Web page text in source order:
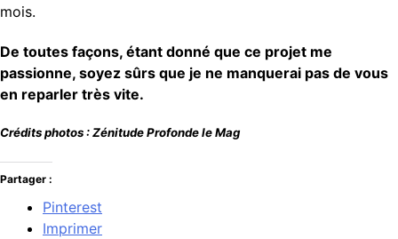
mois.
De toutes façons, étant donné que ce projet me
passionne, soyez sûrs que je ne manquerai pas de vous
en reparler très vite.
Crédits photos : Zénitude Profonde le Mag
Partager :
Pinterest
Imprimer